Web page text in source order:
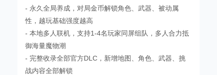
- 永久全局养成，对局金币解锁角色、武器、被动属
性，越玩基础强度越高
- 本地多人联机，支持1-4名玩家同屏组队，多人合力抵
御海量魔物潮
- 完整收录全部官方DLC，新增地图、角色、武器、挑
战内容全部解锁